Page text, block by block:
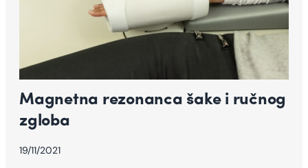
Magnetna rezonanca šake i ručnog
zgloba
19/11/2021